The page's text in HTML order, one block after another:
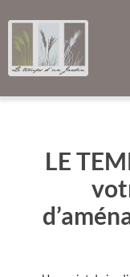
contenu
LE